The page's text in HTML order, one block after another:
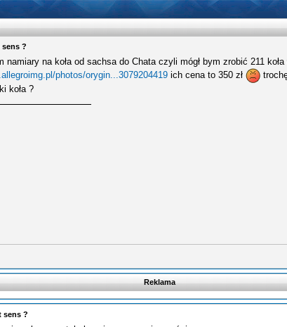
sens ?
namiary na koła od sachsa do Chata czyli mógł bym zrobić 211
photos/orygin...3079204419 ich cena to 350 zł
koła ?
Reklama
sens ?